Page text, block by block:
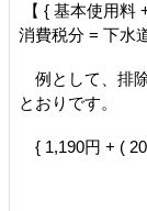
【 { 基本使用料
消費税分 = 下水
例として、排
とおりです。
{ 1,190円 + (